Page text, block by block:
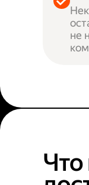
не